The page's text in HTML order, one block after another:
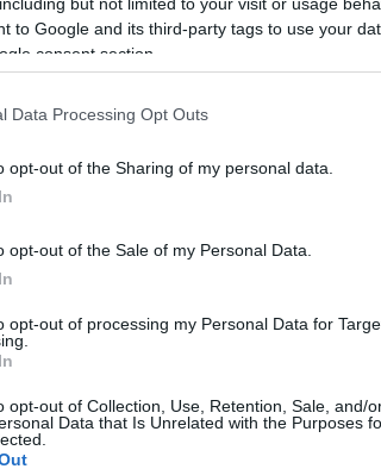
to Google and its third-party tags to use your
consent section.
Data Processing Opt Outs
opt-out of the Sharing of my personal data.
opt-out of the Sale of my Personal Data.
opt-out of processing my Personal Data for
opt-out of Collection, Use, Retention, Sale, and/
Data that Is Unrelated with the Purposes
για να αυξήσουμε τα γνωστά
τρόπους αγώνα κατά των
ανέφερε ακόμη ο Μπέζος. «Η
όλοι κοινό. Ας την
μέρες αφότου 300 εργαζόμενοι
του ομίλου τους, ιδιαίτερα όσον
Η ομάδα «Εργαζόμενοι της Amazon
Employees for Climate Justice –